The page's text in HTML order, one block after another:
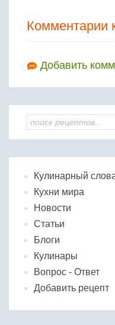
Комментарии
Добавить
Кулинарный
Кухни мира
Новости
Статьи
Блоги
Кулинары
Вопрос - Ответ
Добавить рецепт